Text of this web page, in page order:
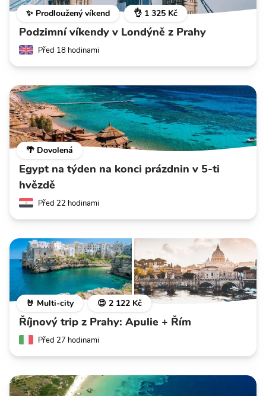
✨ Prodloužený víkend 👌 1 325 Kč
Podzimní víkendy v Londýně z Prahy
Před 18 hodinami
🌴 Dovolená
Egypt na týden na konci prázdnin v 5-ti
hvězdě
Před 22 hodinami
🤘 Multi-city 😍 2 122 Kč
Říjnový trip z Prahy: Apulie + Řím
Před 27 hodinami